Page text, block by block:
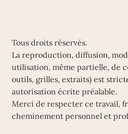
Tous droits réservés.
La reproduction, diffusion,
utilisation, même partielle, de
outils, grilles, extraits) est
autorisation écrite préalable.
Merci de respecter ce travail,
cheminement personnel et